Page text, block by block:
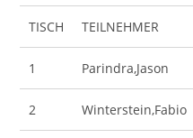
TISCH TEILNEHMER
1 Parindra,Jason
2 Winterstein,Fabio